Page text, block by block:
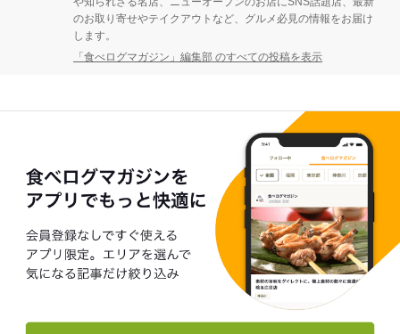
のお取り寄せやテイクアウトなど、グルメ必見の情報をお届け
します。
「食べログマガジン」編集部 のすべての投稿を表示